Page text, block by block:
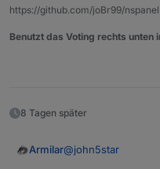
https://github.com/joBr99/
Benutzt das Voting rechts unten
8 Tagen später
Armilar@john5star